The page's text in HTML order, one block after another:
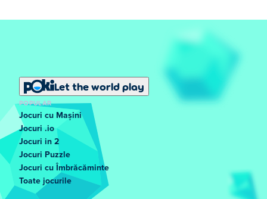
Let the world play
POPULAR
Jocuri cu Mașini
Jocuri .io
Jocuri in 2
Jocuri Puzzle
Jocuri cu Îmbrăcăminte
Toate jocurile